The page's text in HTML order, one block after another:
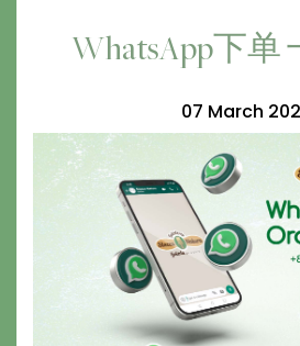
WhatsApp下单
07 March